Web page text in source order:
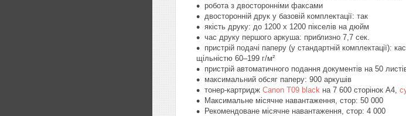
робота з двосторонніми факсами
двосторонній друк у базовій комплектації: так
якість друку: до 1200 x 1200 пікселів на дюйм
час друку першого аркуша: приблизно 7,7 сек.
пристрій подачі паперу (у стандартній комплектації):
щільністю 60–199 г/м²
пристрій автоматичного подання документів на 50
максимальний обсяг паперу: 900 аркушів
тонер-картридж Canon T09 black на 7 600 сторінок А4,
Максимальне місячне навантаження, стор: 50 000
Рекомендоване місячне навантаження, стор: 4 000